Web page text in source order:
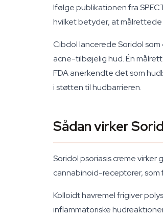
Ifølge publikationen fra
hvilket betyder, at
Cibdol lancerede Soridol
acne-tilbøjelig hud. Én
FDA anerkendte det som
i støtten til hudbarrieren.
Sådan virker
Soridol psoriasis creme
cannabinoid-receptorer,
Kolloidt havremel frigiver
inflammatoriske